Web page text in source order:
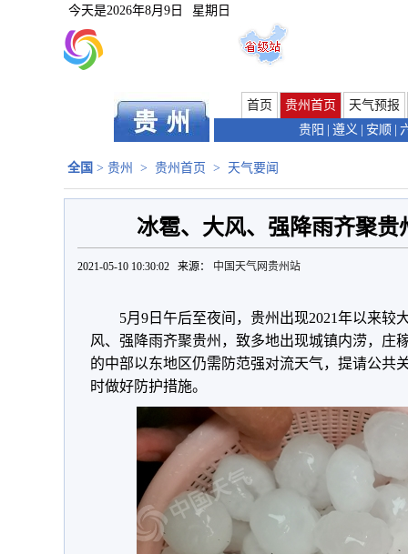
今天是2026年8月9日 星期日
首页 贵州首页
天气预报
贵阳
遵义 安顺
全国 > 贵州 > 贵州首页 > 天气要闻
冰雹、大风、强降雨齐聚贵
2021-05-10 10:30:02 来源： 中国天气网贵州站
5月9日午后至夜间，贵州出现2021年以来较
风、强降雨齐聚贵州，致多地出现城镇内涝，庄
的中部以东地区仍需防范强对流天气，提请公共
时做好防护措施。